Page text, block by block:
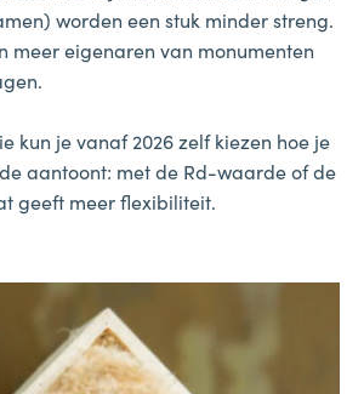
worden een stuk minder streng.
meer eigenaren van monumenten
kun je vanaf 2026 zelf kiezen hoe je
aantoont: met de Rd-waarde of de
geeft meer flexibiliteit.